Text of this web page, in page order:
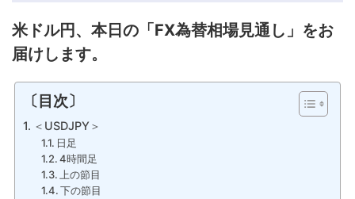
米ドル円、本日の「FX為替相場見通し」をお
届けします。
〔目次〕
＜USDJPY＞
日足
4時間足
上の節目
下の節目